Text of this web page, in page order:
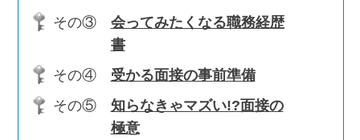
その③ 会ってみたくなる職務経歴
書
その④ 受かる面接の事前準備
その⑤ 知らなきゃマズい!?面接の
極意